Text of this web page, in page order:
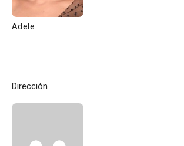
Adele
Dirección